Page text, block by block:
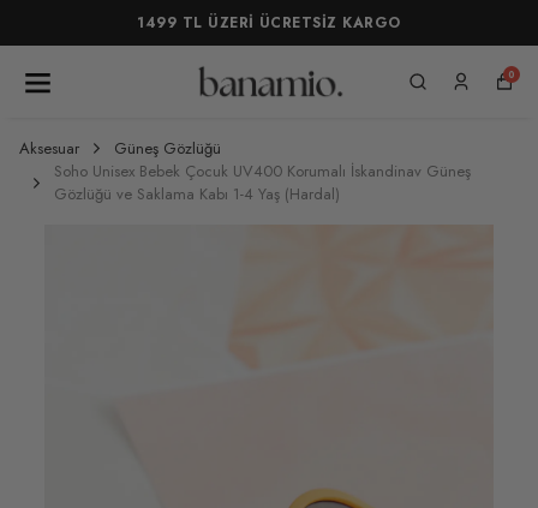
1499 TL ÜZERİ ÜCRETSİZ KARGO
0
Aksesuar
Güneş Gözlüğü
Soho Unisex Bebek Çocuk UV400 Korumalı İskandinav Güneş
Gözlüğü ve Saklama Kabı 1-4 Yaş (Hardal)